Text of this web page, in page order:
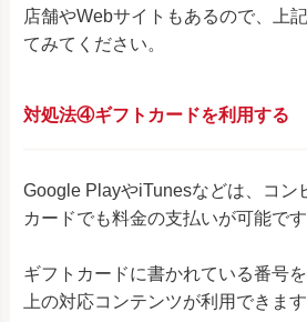
店舗やWebサイトもあるので、上
てみてください。
対処法④ギフトカードを利用する
Google PlayやiTunesなどは、コン
カードでも料金の支払いが可能です
ギフトカードに書かれている番号
上の対応コンテンツが利用できます